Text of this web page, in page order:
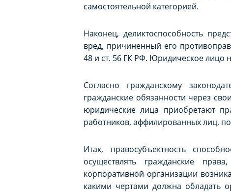
самостоятельной категорией.
Наконец, деликтоспособность
вред, причиненный его
48 и ст. 56 ГК РФ. Юридическое лицо
Согласно гражданскому
гражданские обязанности через
юридические лица приобретают
работников, аффилированных лиц,
Итак, правосубъектность
осуществлять гражданские
корпоративной организации
какими чертами должна обладать